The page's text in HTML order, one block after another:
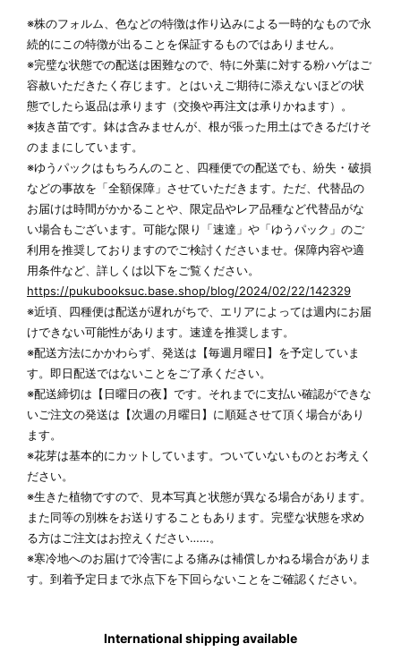
※株のフォルム、色などの特徴は作り込みによる一時的なもので永
続的にこの特徴が出ることを保証するものではありません。
※完璧な状態での配送は困難なので、特に外葉に対する粉ハゲはご
容赦いただきたく存じます。とはいえご期待に添えないほどの状
態でしたら返品は承ります（交換や再注文は承りかねます）。
※抜き苗です。鉢は含みませんが、根が張った用土はできるだけそ
のままにしています。
※ゆうパックはもちろんのこと、四種便での配送でも、紛失・破損
などの事故を「全額保障」させていただきます。ただ、代替品の
お届けは時間がかかることや、限定品やレア品種など代替品がな
い場合もございます。可能な限り「速達」や「ゆうパック」のご
利用を推奨しておりますのでご検討くださいませ。保障内容や適
用条件など、詳しくは以下をご覧ください。
https://pukubooksuc.base.shop/blog/2024/02/22/142329
※近頃、四種便は配送が遅れがちで、エリアによっては週内にお届
けできない可能性があります。速達を推奨します。
※配送方法にかかわらず、発送は【毎週月曜日】を予定していま
す。即日配送ではないことをご了承ください。
※配送締切は【日曜日の夜】です。それまでに支払い確認ができな
いご注文の発送は【次週の月曜日】に順延させて頂く場合があり
ます。
※花芽は基本的にカットしています。ついていないものとお考えく
ださい。
※生きた植物ですので、見本写真と状態が異なる場合があります。
また同等の別株をお送りすることもあります。完璧な状態を求め
る方はご注文はお控えください……。
※寒冷地へのお届けで冷害による痛みは補償しかねる場合がありま
す。到着予定日まで氷点下を下回らないことをご確認ください。
International shipping available